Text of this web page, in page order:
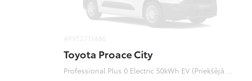
Toyota Proace City
Professional Plus 0 Electric 50kWh EV (Priekšējā piedziņa) (100 kW)